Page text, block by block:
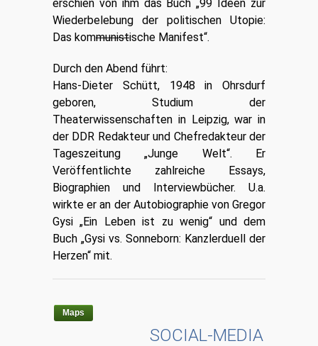
erschien von ihm das Buch „99 Ideen zur
Wiederbelebung der politischen Utopie:
Das kommunistische Manifest“.
Durch den Abend führt:
Hans-Dieter Schütt, 1948 in Ohrsdurf
geboren, Studium der
Theaterwissenschaften in Leipzig, war in
der DDR Redakteur und Chefredakteur der
Tageszeitung „Junge Welt“. Er
Veröffentlichte zahlreiche Essays,
Biographien und Interviewbücher. U.a.
wirkte er an der Autobiographie von Gregor
Gysi „Ein Leben ist zu wenig“ und dem
Buch „Gysi vs. Sonneborn: Kanzlerduell der
Herzen“ mit.
Maps
SOCIAL-MEDIA